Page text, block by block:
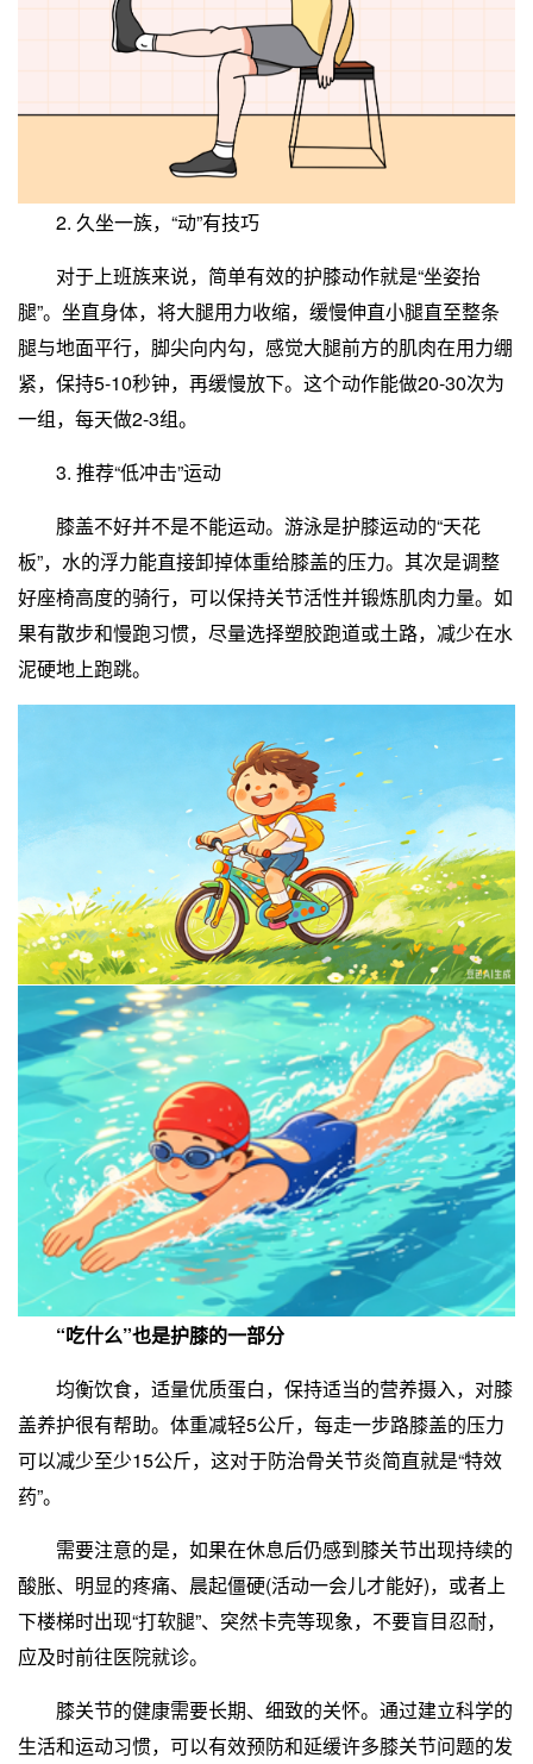
2. 久坐一族，“动”有技巧
对于上班族来说，简单有效的护膝动作就是“坐姿抬
腿”。坐直身体，将大腿用力收缩，缓慢伸直小腿直至整条
腿与地面平行，脚尖向内勾，感觉大腿前方的肌肉在用力绷
紧，保持5-10秒钟，再缓慢放下。这个动作能做20-30次为
一组，每天做2-3组。
3. 推荐“低冲击”运动
膝盖不好并不是不能运动。游泳是护膝运动的“天花
板”，水的浮力能直接卸掉体重给膝盖的压力。其次是调整
好座椅高度的骑行，可以保持关节活性并锻炼肌肉力量。如
果有散步和慢跑习惯，尽量选择塑胶跑道或土路，减少在水
泥硬地上跑跳。
“吃什么”也是护膝的一部分
均衡饮食，适量优质蛋白，保持适当的营养摄入，对膝
盖养护很有帮助。体重减轻5公斤，每走一步路膝盖的压力
可以减少至少15公斤，这对于防治骨关节炎简直就是“特效
药”。
需要注意的是，如果在休息后仍感到膝关节出现持续的
酸胀、明显的疼痛、晨起僵硬(活动一会儿才能好)，或者上
下楼梯时出现“打软腿”、突然卡壳等现象，不要盲目忍耐，
应及时前往医院就诊。
膝关节的健康需要长期、细致的关怀。通过建立科学的
生活和运动习惯，可以有效预防和延缓许多膝关节问题的发